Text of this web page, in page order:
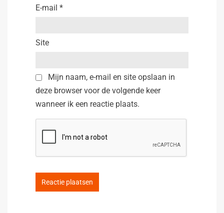
E-mail *
Site
Mijn naam, e-mail en site opslaan in
deze browser voor de volgende keer
wanneer ik een reactie plaats.